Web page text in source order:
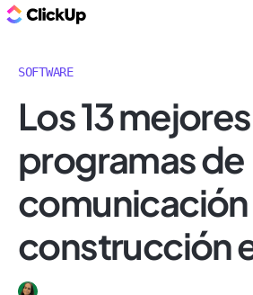
SOFTWARE
Los 13 mejores
programas de
comunicación
construcción